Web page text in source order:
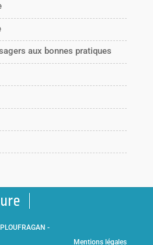
aux bonnes pratiques
-
Mentions légales